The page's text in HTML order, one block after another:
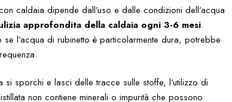
caldaia dipende dall’uso e dalle condizioni dell’acqua
approfondita della caldaia ogni 3-6 mesi.
se l’acqua di rubinetto è particolarmente dura, potrebbe
sporchi e lasci delle tracce sulle stoffe, l’utilizzo di
non contiene minerali o impurità che possono